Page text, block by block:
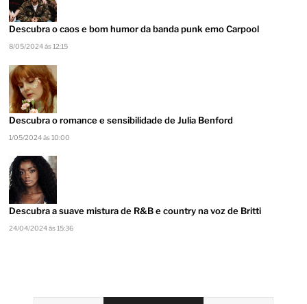
Descubra o caos e bom humor da banda punk emo Carpool
8/05/2024 às 12:15
Descubra o romance e sensibilidade de Julia Benford
1/05/2024 às 10:00
Descubra a suave mistura de R&B e country na voz de Britti
24/04/2024 às 15:36